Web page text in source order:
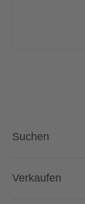
Suchen
Auto kaufen
Verkaufen